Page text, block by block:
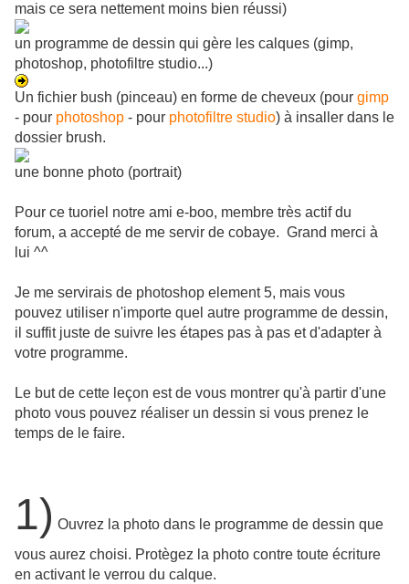
mais ce sera nettement moins bien réussi)
un programme de dessin qui gère les calques (gimp,
photoshop, photofiltre studio...)
Un fichier bush (pinceau) en forme de cheveux (pour gimp
- pour photoshop - pour photofiltre studio) à insaller dans le
dossier brush.
une bonne photo (portrait)
Pour ce tuoriel notre ami e-boo, membre très actif du
forum, a accepté de me servir de cobaye. Grand merci à
lui ^^
Je me servirais de photoshop element 5, mais vous
pouvez utiliser n'importe quel autre programme de dessin,
il suffit juste de suivre les étapes pas à pas et d'adapter à
votre programme.
Le but de cette leçon est de vous montrer qu'à partir d'une
photo vous pouvez réaliser un dessin si vous prenez le
temps de le faire.
1) Ouvrez la photo dans le programme de dessin que
vous aurez choisi. Protègez la photo contre toute écriture
en activant le verrou du calque.